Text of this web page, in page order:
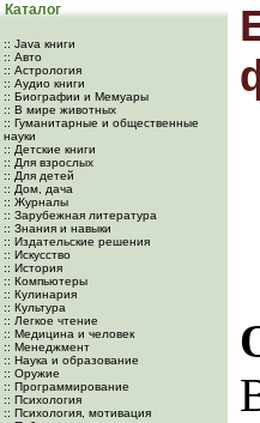
Каталог
:: Java книги
:: Авто
:: Астрология
:: Аудио книги
:: Биографии и Мемуары
:: В мире животных
:: Гуманитарные и общественные
науки
:: Детские книги
:: Для взрослых
:: Для детей
:: Дом, дача
:: Журналы
:: Зарубежная литература
:: Знания и навыки
:: Издательские решения
:: Искусство
:: История
:: Компьютеры
:: Кулинария
:: Культура
:: Легкое чтение
:: Медицина и человек
:: Менеджмент
:: Наука и образование
:: Оружие
:: Программирование
:: Психология
:: Психология, мотивация